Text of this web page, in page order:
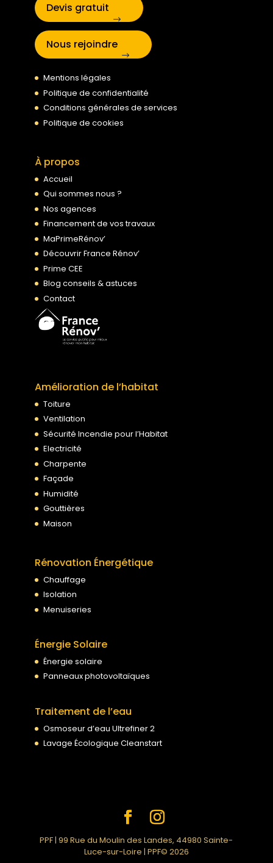
Devis gratuit
Nous rejoindre
Mentions légales
Politique de confidentialité
Conditions générales de services
Politique de cookies
À propos
Accueil
Qui sommes nous ?
Nos agences
Financement de vos travaux
MaPrimeRénov’
Découvrir France Rénov’
Prime CEE
Blog conseils & astuces
Contact
Amélioration de l’habitat
Toiture
Ventilation
Sécurité Incendie pour l’Habitat
Electricité
Charpente
Façade
Humidité
Gouttières
Maison
Rénovation Énergétique
Chauffage
Isolation
Menuiseries
Énergie Solaire
Énergie solaire
Panneaux photovoltaïques
Traitement de l’eau
Osmoseur d’eau Ultrefiner 2
Lavage Écologique Cleanstart
PPF | 99 Rue du Moulin des Landes, 44980 Sainte-
Luce-sur-Loire | PPF© 2026